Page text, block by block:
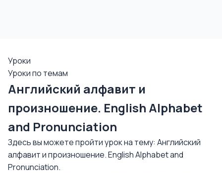
Уроки
Уроки по темам
Английский алфавит и
произношение. English Alphabet
and Pronunciation
Здесь вы можете пройти урок на тему: Английский
алфавит и произношение. English Alphabet and
Pronunciation.